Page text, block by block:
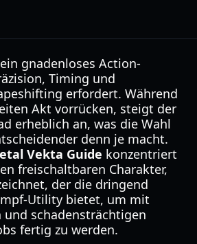
gnadenloses Action-
Timing und
erfordert. Während
Akt vorrücken, steigt der
erheblich an, was die Wahl
denn je macht.
Vekta Guide konzentriert
freischaltbaren Charakter,
der die dringend
Utility bietet, um mit
schadensträchtigen
fertig zu werden.